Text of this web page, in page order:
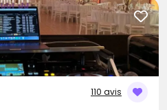
110 avis